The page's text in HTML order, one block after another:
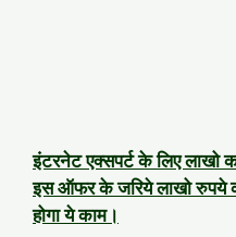
इंटरनेट एक्सपर्ट के लिए लाखो
इस ऑफर के जरिये लाखो रुपये
होगा ये काम।